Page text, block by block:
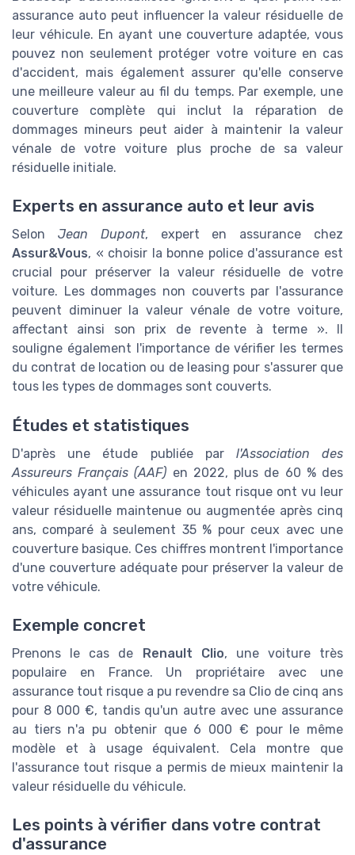
assurance auto peut influencer la valeur résiduelle de
leur véhicule. En ayant une couverture adaptée, vous
pouvez non seulement protéger votre voiture en cas
d'accident, mais également assurer qu'elle conserve
une meilleure valeur au fil du temps. Par exemple, une
couverture complète qui inclut la réparation de
dommages mineurs peut aider à maintenir la valeur
vénale de votre voiture plus proche de sa valeur
résiduelle initiale.
Experts en assurance auto et leur avis
Selon Jean Dupont, expert en assurance chez
Assur&Vous, « choisir la bonne police d'assurance est
crucial pour préserver la valeur résiduelle de votre
voiture. Les dommages non couverts par l'assurance
peuvent diminuer la valeur vénale de votre voiture,
affectant ainsi son prix de revente à terme ». Il
souligne également l'importance de vérifier les termes
du contrat de location ou de leasing pour s'assurer que
tous les types de dommages sont couverts.
Études et statistiques
D'après une étude publiée par l'Association des
Assureurs Français (AAF) en 2022, plus de 60 % des
véhicules ayant une assurance tout risque ont vu leur
valeur résiduelle maintenue ou augmentée après cinq
ans, comparé à seulement 35 % pour ceux avec une
couverture basique. Ces chiffres montrent l'importance
d'une couverture adéquate pour préserver la valeur de
votre véhicule.
Exemple concret
Prenons le cas de Renault Clio, une voiture très
populaire en France. Un propriétaire avec une
assurance tout risque a pu revendre sa Clio de cinq ans
pour 8 000 €, tandis qu'un autre avec une assurance
au tiers n'a pu obtenir que 6 000 € pour le même
modèle et à usage équivalent. Cela montre que
l'assurance tout risque a permis de mieux maintenir la
valeur résiduelle du véhicule.
Les points à vérifier dans votre contrat
d'assurance